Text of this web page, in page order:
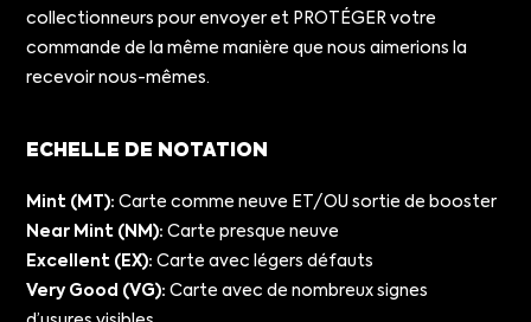
collectionneurs pour envoyer et PROTÉGER votre
commande de la même manière que nous aimerions la
recevoir nous-mêmes.
ECHELLE DE NOTATION
Mint (MT): Carte comme neuve ET/OU sortie de booster
Near Mint (NM): Carte presque neuve
Excellent (EX): Carte avec légers défauts
Very Good (VG): Carte avec de nombreux signes